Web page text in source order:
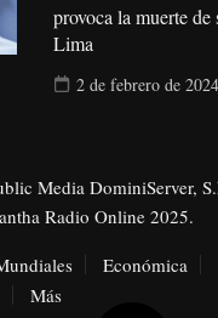
provoca la muerte de
Lima
2 de febrero de 2024
Media DominiServer,
Radio Online 2025.
Económica
Más